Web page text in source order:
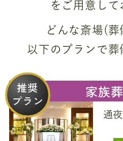
をご用意して
どんな斎場(葬
以下のプランで葬
推奨
プラン
家族
通